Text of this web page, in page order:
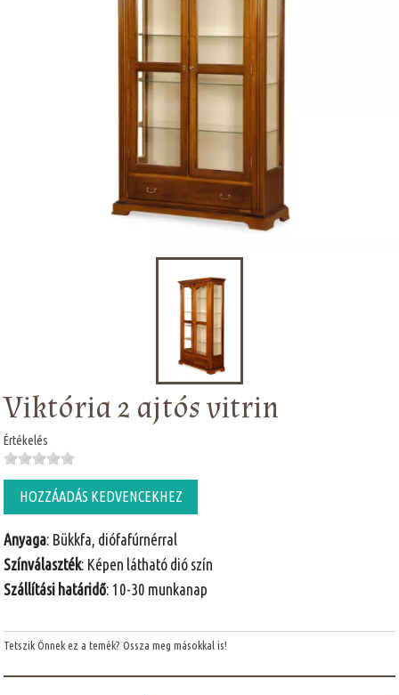
Viktória 2 ajtós vitrin
Értékelés
HOZZÁADÁS KEDVENCEKHEZ
Anyaga: Bükkfa, diófafúrnérral
Színválaszték: Képen látható dió szín
Szállítási határidő: 10-30 munkanap
Tetszik Önnek ez a temék? Ossza meg másokkal is!